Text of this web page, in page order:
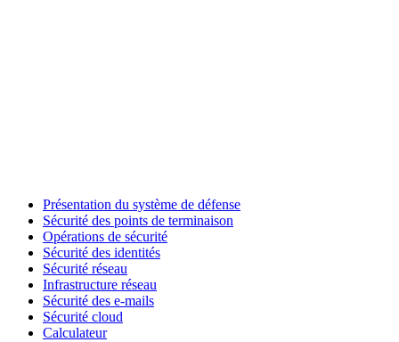
Présentation du système de défense
Sécurité des points de terminaison
Opérations de sécurité
Sécurité des identités
Sécurité réseau
Infrastructure réseau
Sécurité des e-mails
Sécurité cloud
Calculateur